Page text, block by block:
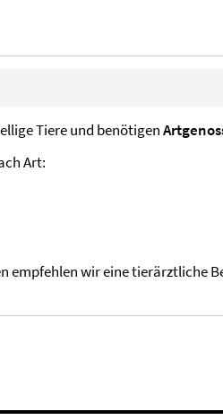
Tiere und benötigen
Art:
empfehlen wir eine tierärztliche